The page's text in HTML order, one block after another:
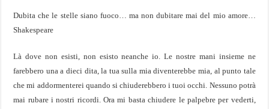
Dubita che le stelle siano fuoco… ma non dubitare mai del mio amore…
Shakespeare
Là dove non esisti, non esisto neanche io. Le nostre mani insieme ne
farebbero una a dieci dita, la tua sulla mia diventerebbe mia, al punto tale
che mi addormenterei quando si chiuderebbero i tuoi occhi. Nessuno potrà
mai rubare i nostri ricordi. Ora mi basta chiudere le palpebre per vederti,